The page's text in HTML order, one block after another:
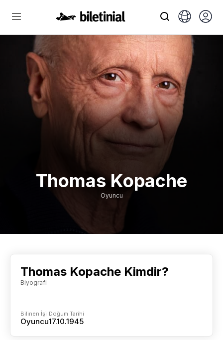
Thomas Kopache
Oyuncu
Thomas Kopache Kimdir?
Biyografi
Bilinen İşi
Oyuncu
Doğum Tarihi
17.10.1945